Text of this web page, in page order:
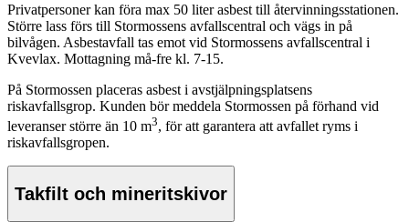
Privatpersoner kan föra max 50 liter asbest till återvinningsstationen.
Större lass förs till Stormossens avfallscentral och vägs in på
bilvågen. Asbestavfall tas emot vid Stormossens avfallscentral i
Kvevlax. Mottagning må-fre kl. 7-15.
På Stormossen placeras asbest i avstjälpningsplatsens
riskavfallsgrop. Kunden bör meddela Stormossen på förhand vid
leveranser större än 10 m3, för att garantera att avfallet ryms i
riskavfallsgropen.
Takfilt och mineritskivor